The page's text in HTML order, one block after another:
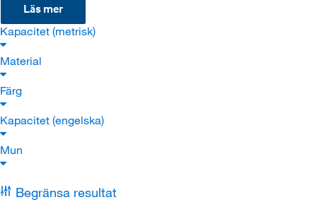
Läs mer
Kapacitet (metrisk)
Material
Färg
Kapacitet (engelska)
Mun
Begränsa resultat